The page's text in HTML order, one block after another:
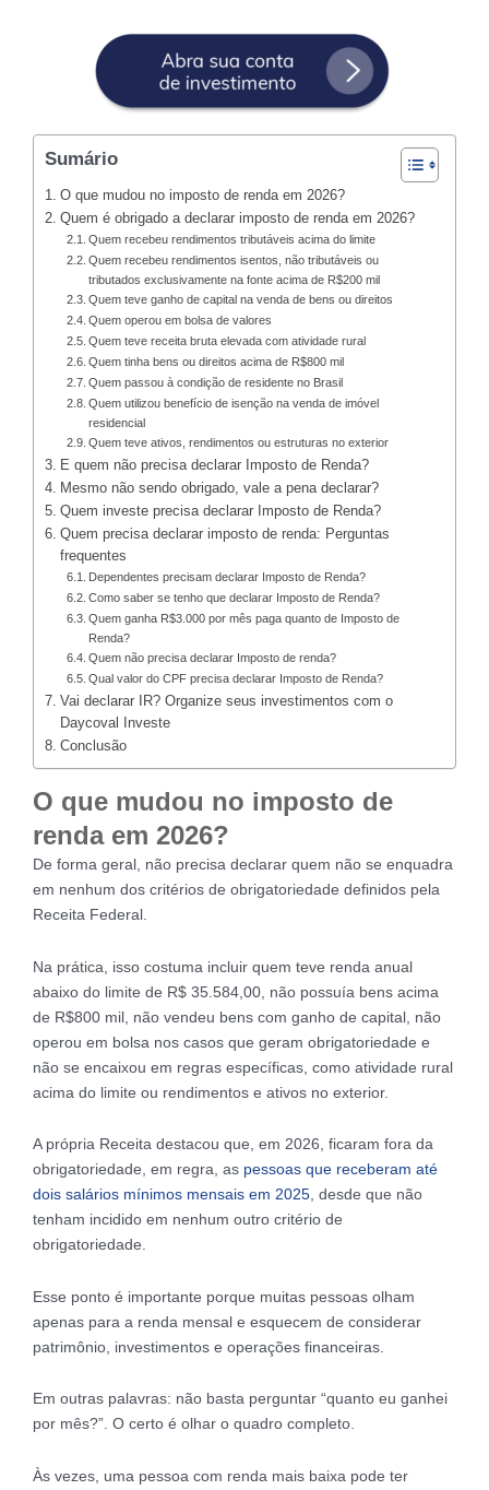
Sumário
O que mudou no imposto de renda em 2026?
Quem é obrigado a declarar imposto de renda em 2026?
Quem recebeu rendimentos tributáveis acima do limite
Quem recebeu rendimentos isentos, não tributáveis ou
tributados exclusivamente na fonte acima de R$200 mil
Quem teve ganho de capital na venda de bens ou direitos
Quem operou em bolsa de valores
Quem teve receita bruta elevada com atividade rural
Quem tinha bens ou direitos acima de R$800 mil
Quem passou à condição de residente no Brasil
Quem utilizou benefício de isenção na venda de imóvel
residencial
Quem teve ativos, rendimentos ou estruturas no exterior
E quem não precisa declarar Imposto de Renda?
Mesmo não sendo obrigado, vale a pena declarar?
Quem investe precisa declarar Imposto de Renda?
Quem precisa declarar imposto de renda: Perguntas
frequentes
Dependentes precisam declarar Imposto de Renda?
Como saber se tenho que declarar Imposto de Renda?
Quem ganha R$3.000 por mês paga quanto de Imposto de
Renda?
Quem não precisa declarar Imposto de renda?
Qual valor do CPF precisa declarar Imposto de Renda?
Vai declarar IR? Organize seus investimentos com o
Daycoval Investe
Conclusão
O que mudou no imposto de
renda em 2026?
De forma geral, não precisa declarar quem não se enquadra
em nenhum dos critérios de obrigatoriedade definidos pela
Receita Federal.
Na prática, isso costuma incluir quem teve renda anual
abaixo do limite de R$ 35.584,00, não possuía bens acima
de R$800 mil, não vendeu bens com ganho de capital, não
operou em bolsa nos casos que geram obrigatoriedade e
não se encaixou em regras específicas, como atividade rural
acima do limite ou rendimentos e ativos no exterior.
A própria Receita destacou que, em 2026, ficaram fora da
obrigatoriedade, em regra, as pessoas que receberam até
dois salários mínimos mensais em 2025, desde que não
tenham incidido em nenhum outro critério de
obrigatoriedade.
Esse ponto é importante porque muitas pessoas olham
apenas para a renda mensal e esquecem de considerar
patrimônio, investimentos e operações financeiras.
Em outras palavras: não basta perguntar “quanto eu ganhei
por mês?”. O certo é olhar o quadro completo.
Às vezes, uma pessoa com renda mais baixa pode ter